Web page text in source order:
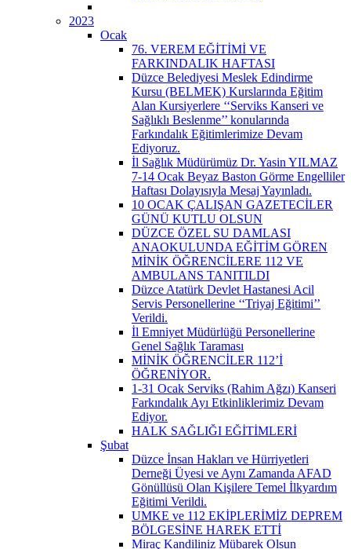
2023
Ocak
76. VEREM EĞİTİMİ VE
FARKINDALIK HAFTASI
Düzce Belediyesi Meslek Edindirme
Kursu (BELMEK) Kurslarında Eğitim
Alan Kursiyerlere ‘‘Serviks Kanseri ve
Sağlıklı Beslenme’’ konularında
Farkındalık Eğitimlerimize Devam
Ediyoruz.
İl Sağlık Müdürümüz Dr. Yasin YILMAZ
7-14 Ocak Beyaz Baston Görme Engelliler
Haftası Dolayısıyla Mesaj Yayınladı.
10 OCAK ÇALIŞAN GAZETECİLER
GÜNÜ KUTLU OLSUN
DÜZCE ÖZEL SU DAMLASI
ANAOKULUNDA EĞİTİM GÖREN
MİNİK ÖĞRENCİLERE 112 VE
AMBULANS TANITILDI
Düzce Atatürk Devlet Hastanesi Acil
Servis Personellerine ‘‘Triyaj Eğitimi’’
Verildi.
İl Emniyet Müdürlüğü Personellerine
Genel Sağlık Taraması
MİNİK ÖĞRENCİLER 112’İ
ÖĞRENİYOR.
1-31 Ocak Serviks (Rahim Ağzı) Kanseri
Farkındalık Ayı Etkinliklerimiz Devam
Ediyor.
HALK SAĞLIĞI EĞİTİMLERİ
Şubat
Düzce İnsan Hakları ve Hürriyetleri
Derneği Üyesi ve Aynı Zamanda AFAD
Gönüllüsü Olan Kişilere Temel İlkyardım
Eğitimi Verildi.
UMKE ve 112 EKİPLERİMİZ DEPREM
BÖLGESİNE HAREK ETTİ
Miraç Kandiliniz Mübarek Olsun